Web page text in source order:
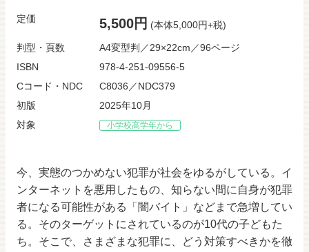
今、実態のつかめない犯罪が社会をゆるがしている。イ
ンターネットを悪用したもの、知らない間に自身が犯罪
者になる可能性がある「闇バイト」などまで急増してい
る。そのターゲットにされているのが10代の子どもた
ち。そこで、さまざまな犯罪に、どう対策すべきかを徹
定価 5,500円 (本体5,000円+税)
判型・頁数
A4変型判／29×22cm／96ページ
ISBN
978-4-251-09556-5
Cコード・NDC
C8036／NDC379
初版
2025年10月
対象
小学校高学年から